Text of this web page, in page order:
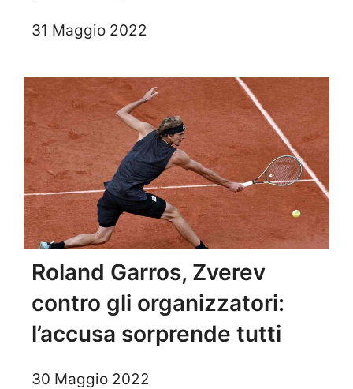
31 Maggio 2022
Roland Garros, Zverev
contro gli organizzatori:
l’accusa sorprende tutti
30 Maggio 2022